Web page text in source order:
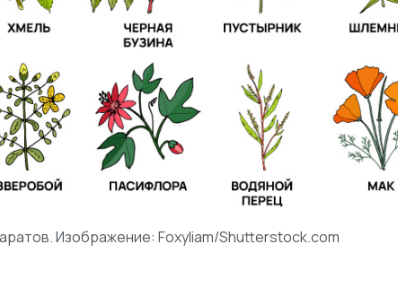
Изображение: Foxyliam/Shutterstock.com